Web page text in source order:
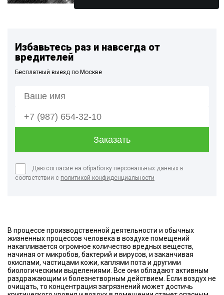
Избавьтесь раз и навсегда от
вредителей
Бесплатный выезд по Москве
Даю согласие на обработку персональных данных в
соответствии с политикой конфиденциальности
В процессе производственной деятельности и обычных
жизненных процессов человека в воздухе помещений
накапливается огромное количество вредных веществ,
начиная от микробов, бактерий и вирусов, и заканчивая
окислами, частицами кожи, каплями пота и другими
биологическими выделениями. Все они обладают активным
раздражающим и болезнетворным действием. Если воздух не
очищать, то концентрация загрязнений может достичь